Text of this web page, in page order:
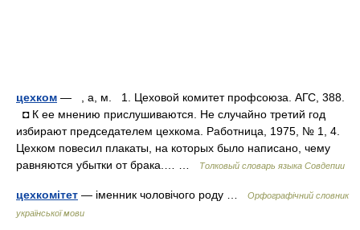
цехком — , а, м. 1. Цеховой комитет профсоюза. АГС, 388.
◘ К ее мнению прислушиваются. Не случайно третий год
избирают председателем цехкома. Работница, 1975, № 1, 4.
Цехком повесил плакаты, на которых было написано, чему
равняются убытки от брака.… …
Толковый словарь языка Совдепии
цехкомітет — іменник чоловічого роду …
Орфографічний словник
української мови